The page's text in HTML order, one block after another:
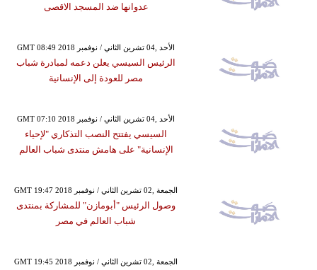
عدوانها ضد المسجد الاقصى
GMT 08:49 2018 الأحد ,04 تشرين الثاني / نوفمبر
الرئيس السيسي يعلن دعمه لمبادرة شباب
مصر للعودة إلى الإنسانية
GMT 07:10 2018 الأحد ,04 تشرين الثاني / نوفمبر
السيسي يفتتح النصب التذكاري "لإحياء
الإنسانية" على هامش منتدى شباب العالم
GMT 19:47 2018 الجمعة ,02 تشرين الثاني / نوفمبر
وصول الرئيس "أبومازن" للمشاركة بمنتدى
شباب العالم في مصر
GMT 19:45 2018 الجمعة ,02 تشرين الثاني / نوفمبر